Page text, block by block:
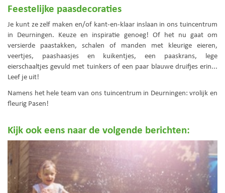
Feestelijke paasdecoraties
Je kunt ze zelf maken en/of kant-en-klaar inslaan in ons tuincentrum
in Deurningen. Keuze en inspiratie genoeg! Of het nu gaat om
versierde paastakken, schalen of manden met kleurige eieren,
veertjes, paashaasjes en kuikentjes, een paaskrans, lege
eierschaaltjes gevuld met tuinkers of een paar blauwe druifjes erin...
Leef je uit!
Namens het hele team van ons tuincentrum in Deurningen: vrolijk en
fleurig Pasen!
Kijk ook eens naar de volgende berichten: